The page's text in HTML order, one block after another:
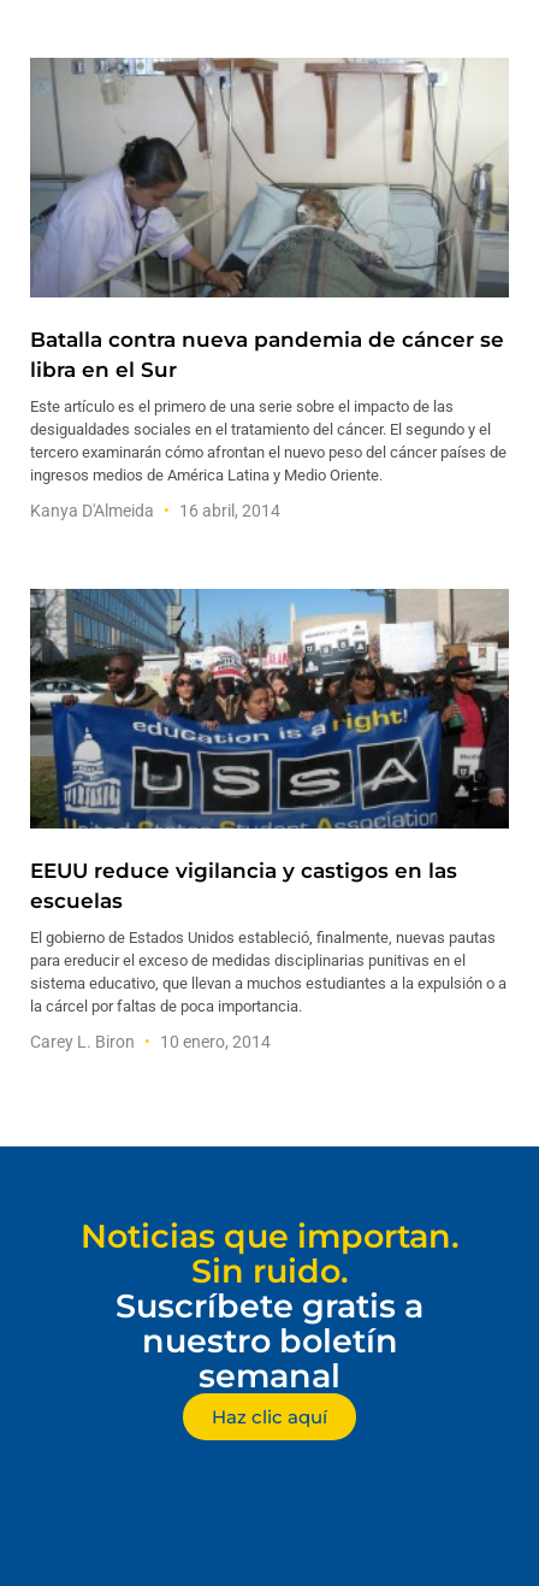
Batalla contra nueva pandemia de cáncer se
libra en el Sur
Este artículo es el primero de una serie sobre el impacto de las
desigualdades sociales en el tratamiento del cáncer. El segundo y el
tercero examinarán cómo afrontan el nuevo peso del cáncer países de
ingresos medios de América Latina y Medio Oriente.
Kanya D'Almeida 16 abril, 2014
EEUU reduce vigilancia y castigos en las
escuelas
El gobierno de Estados Unidos estableció, finalmente, nuevas pautas
para ereducir el exceso de medidas disciplinarias punitivas en el
sistema educativo, que llevan a muchos estudiantes a la expulsión o a
la cárcel por faltas de poca importancia.
Carey L. Biron 10 enero, 2014
Noticias que importan.
Sin ruido.
Suscríbete gratis a
nuestro boletín
semanal
Haz clic aquí